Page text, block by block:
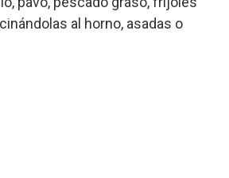
al horno, asadas o